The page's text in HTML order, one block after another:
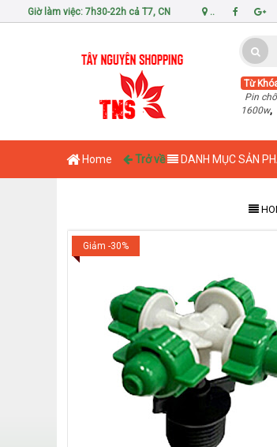
Giờ làm việc: 7h30-22h cả T7, CN ..
Từ
Pin
1600w,
Home Trở về DANH MỤC SẢN
Giảm -30%